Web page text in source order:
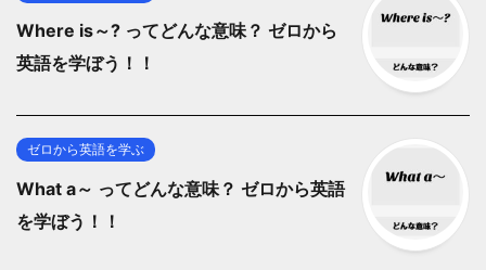
Where is～? ってどんな意味？ ゼロから
英語を学ぼう！！
ゼロから英語を学ぶ
What a～ ってどんな意味？ ゼロから英語
を学ぼう！！